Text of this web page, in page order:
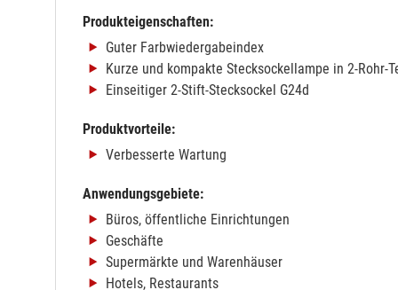
Produkteigenschaften:
Guter Farbwiedergabeindex
Kurze und kompakte Stecksockellampe in 2-Rohr-
Einseitiger 2-Stift-Stecksockel G24d
Produktvorteile:
Verbesserte Wartung
Anwendungsgebiete:
Büros, öffentliche Einrichtungen
Geschäfte
Supermärkte und Warenhäuser
Hotels, Restaurants